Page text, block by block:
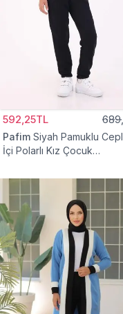
592,25TL
Pafim Siyah Pamuklu
İçi Polarlı Kız Çocuk